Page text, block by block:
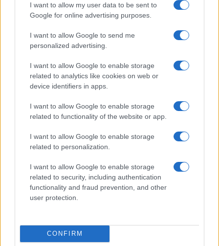
I want to allow my user data to be sent to
Google for online advertising purposes.
I want to allow Google to send me
personalized advertising.
I want to allow Google to enable storage
related to analytics like cookies on web or
device identifiers in apps.
I want to allow Google to enable storage
related to functionality of the website or app.
I want to allow Google to enable storage
related to personalization.
I want to allow Google to enable storage
related to security, including authentication
functionality and fraud prevention, and other
user protection.
CONFIRM
Nelly GSM
Samsung Galaxy A56
Euro Gsm
frissítésből – itt a lista az érintett
modellekről